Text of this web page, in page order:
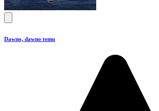
Dawno, dawno temu